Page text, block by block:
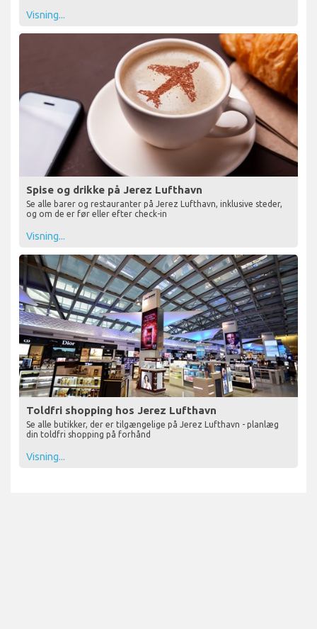
Visning...
Spise og drikke på Jerez Lufthavn
Se alle barer og restauranter på Jerez Lufthavn, inklusive steder,
og om de er før eller efter check-in
Visning...
Toldfri shopping hos Jerez Lufthavn
Se alle butikker, der er tilgængelige på Jerez Lufthavn - planlæg
din toldfri shopping på forhånd
Visning...